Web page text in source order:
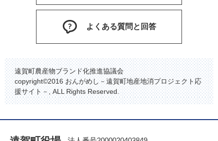
よくある質問と回答
遠賀町農産物ブランド化推進協議会
copyright©2016 おんがめし－遠賀町地産地消プロジェクト応
援サイト－, ALL Rights Reserved.